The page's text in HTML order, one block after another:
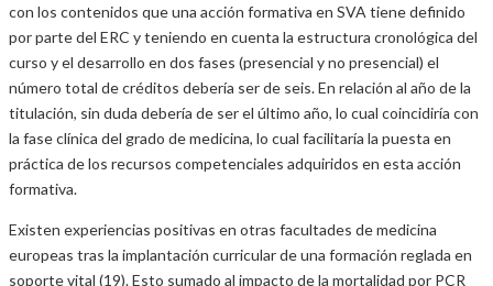
con los contenidos que una acción formativa en SVA tiene definido
por parte del ERC y teniendo en cuenta la estructura cronológica del
curso y el desarrollo en dos fases (presencial y no presencial) el
número total de créditos debería ser de seis. En relación al año de la
titulación, sin duda debería de ser el último año, lo cual coincidiría con
la fase clínica del grado de medicina, lo cual facilitaría la puesta en
práctica de los recursos competenciales adquiridos en esta acción
formativa.
Existen experiencias positivas en otras facultades de medicina
europeas tras la implantación curricular de una formación reglada en
soporte vital (19). Esto sumado al impacto de la mortalidad por PCR